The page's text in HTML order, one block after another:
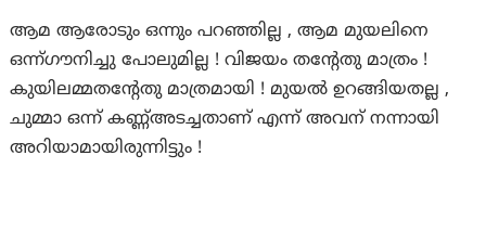
ആമ ആരോടും ഒന്നും പറഞ്ഞില്ല , ആമ മുയലിനെ
ഒന്ന്ഗൗനിച്ചു പോലുമില്ല ! വിജയം തന്റേതു മാത്രം !
കുയിലമ്മതന്റേതു മാത്രമായി ! മുയൽ ഉറങ്ങിയതല്ല ,
ചുമ്മാ ഒന്ന് കണ്ണ്അടച്ചതാണ് എന്ന് അവന് നന്നായി
അറിയാമായിരുന്നിട്ടും !